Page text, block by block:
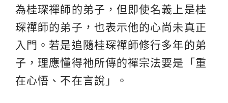
為桂琛禪師的弟子，但即使名義上是桂
琛禪師的弟子，也表示他的心尚未真正
入門。若是追隨桂琛禪師修行多年的弟
子，理應懂得祂所傳的禪宗法要是「重
在心悟、不在言說」。